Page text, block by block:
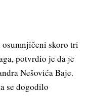
skoro tri
potvrdio je da je
Nešovića Baje.
se dogodilo